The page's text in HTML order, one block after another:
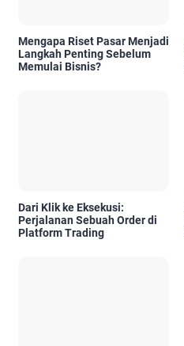
Mengapa Riset Pasar Menjadi
Langkah Penting Sebelum
Memulai Bisnis?
Dari Klik ke Eksekusi:
Perjalanan Sebuah Order di
Platform Trading